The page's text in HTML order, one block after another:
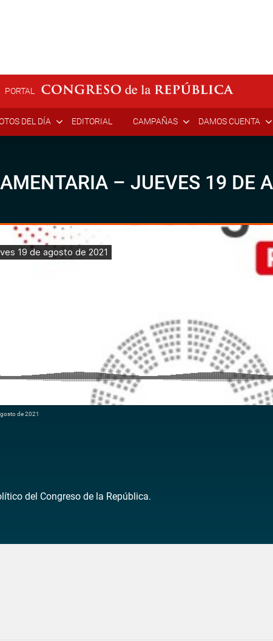
PORTAL
DEL DÍA EDITORIAL CAMPAÑAS DAMOS CUENTA
– JUEVES 19 DE
de 2021
del Congreso de la República.